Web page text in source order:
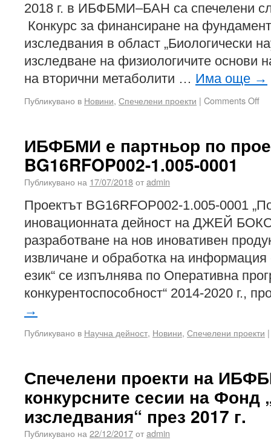
2018 г. в ИБФБМИ–БАН са спечелени
Конкурс за финансиране на
изследвания в област „Биологически
изследване на физиологичите основи
на вторични метаболити … Има още →
Публикувано в Новини, Спечелени проекти | Comments Off
ИБФБМИ е партньор по
BG16RFOP002-1.005-0001
Публикувано на 17/07/2018отadmin
Проектът BG16RFOP002-1.005-0001
иновационната дейност на ДЖЕЙ
разработване на нов иновативен
извличане и обработка на информация
език“ се изпълнява по Оперативна
конкурентоспособност“ 2014-2020 г.,
→
Публикувано в Научна дейност, Новини, Спечелени проекти |
Спечелени проекти на
конкурсните сесии на Фонд
изследвания“ през 2017 г.
Публикувано на 22/12/2017отadmin